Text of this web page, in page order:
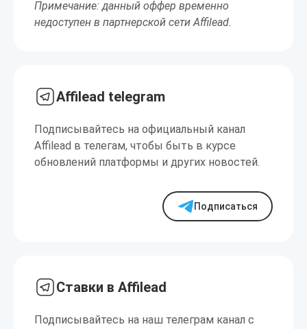
Примечание: данный оффер временно
недоступен в партнерской сети Affilead.
Affilead telegram
Подписывайтесь на официальный канал
Affilead в телегам, чтобы быть в курсе
обновлений платформы и других новостей.
Подписаться
Ставки в Affilead
Подписывайтесь на наш телеграм канал с